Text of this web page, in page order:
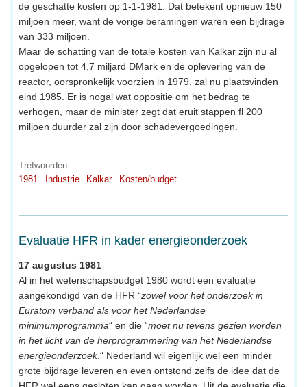
de geschatte kosten op 1-1-1981. Dat betekent opnieuw 150
miljoen meer, want de vorige beramingen waren een bijdrage
van 333 miljoen.
Maar de schatting van de totale kosten van Kalkar zijn nu al
opgelopen tot 4,7 miljard DMark en de oplevering van de
reactor, oorspronkelijk voorzien in 1979, zal nu plaatsvinden
eind 1985. Er is nogal wat oppositie om het bedrag te
verhogen, maar de minister zegt dat eruit stappen fl 200
miljoen duurder zal zijn door schadevergoedingen.
Trefwoorden:
1981
Industrie Kalkar Kosten/budget
Evaluatie HFR in kader energieonderzoek
17 augustus 1981
Al in het wetenschapsbudget 1980 wordt een evaluatie
aangekondigd van de HFR “zowel voor het onderzoek in
Euratom verband als voor het Nederlandse
minimumprogramma“ en die “moet nu tevens gezien worden
in het licht van de herprogrammering van het Nederlandse
energieonderzoek.“ Nederland wil eigenlijk wel een minder
grote bijdrage leveren en even ontstond zelfs de idee dat de